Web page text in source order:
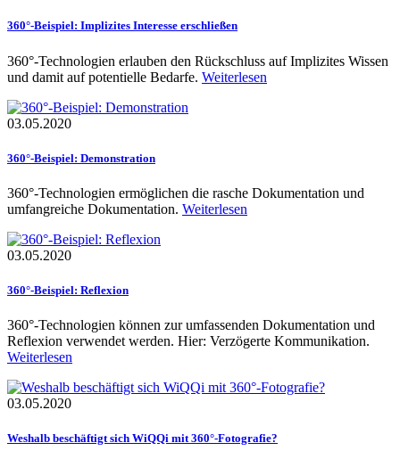
360°-Beispiel: Implizites Interesse erschließen
360°-Technologien erlauben den Rückschluss auf Implizites Wissen
und damit auf potentielle Bedarfe. Weiterlesen
03.05.2020
360°-Beispiel: Demonstration
360°-Technologien ermöglichen die rasche Dokumentation und
umfangreiche Dokumentation. Weiterlesen
03.05.2020
360°-Beispiel: Reflexion
360°-Technologien können zur umfassenden Dokumentation und
Reflexion verwendet werden. Hier: Verzögerte Kommunikation.​
Weiterlesen
03.05.2020
Weshalb beschäftigt sich WiQQi mit 360°-Fotografie?